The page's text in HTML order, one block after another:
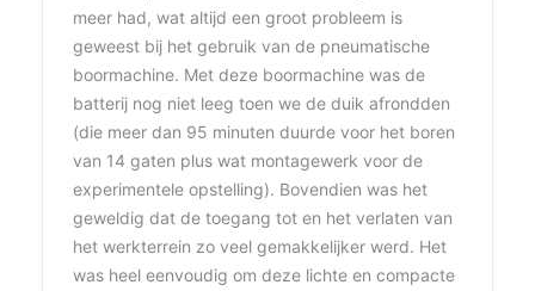
meer had, wat altijd een groot probleem is
geweest bij het gebruik van de pneumatische
boormachine. Met deze boormachine was de
batterij nog niet leeg toen we de duik afrondden
(die meer dan 95 minuten duurde voor het boren
van 14 gaten plus wat montagewerk voor de
experimentele opstelling). Bovendien was het
geweldig dat de toegang tot en het verlaten van
het werkterrein zo veel gemakkelijker werd. Het
was heel eenvoudig om deze lichte en compacte